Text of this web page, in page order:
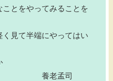
とをやってみることを
見て半端にやってはい
孟司